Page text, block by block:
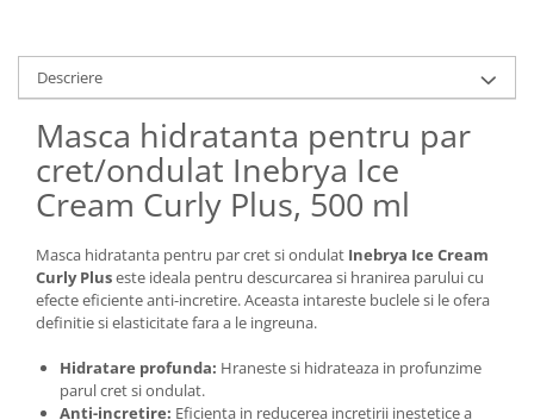
Descriere
Masca hidratanta pentru par
cret/ondulat Inebrya Ice
Cream Curly Plus, 500 ml
Masca hidratanta pentru par cret si ondulat Inebrya Ice Cream
Curly Pluseste ideala pentru descurcarea si hranirea parului cu
efecte eficiente anti-incretire. Aceasta intareste buclele si le ofera
definitie si elasticitate fara a le ingreuna.
Hidratare profunda: Hraneste si hidrateaza in profunzime
parul cret si ondulat.
Anti-incretire: Eficienta in reducerea incretirii inestetice a